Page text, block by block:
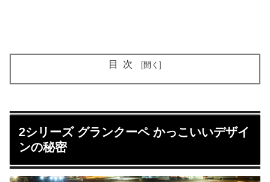
目次
2シリーズ グランクーペ かっこいいデザイ
ンの秘密